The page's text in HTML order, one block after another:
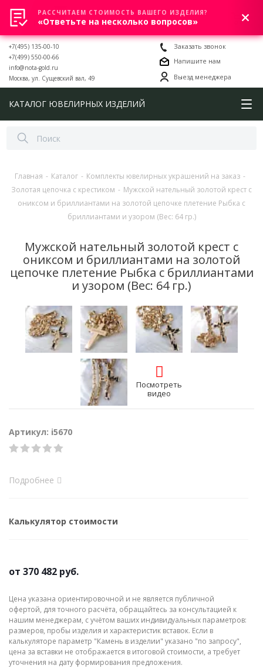
0
+7(495) 135-00-10
+7(499) 550-00-66
info@nota-gold.ru
Москва, ул. Сущевский вал, 49
Заказать звонок
Напишите нам
Выезд менеджера
КАТАЛОГ ЮВЕЛИРНЫХ ИЗДЕЛИЙ
Главная - Каталог - Комплекты ювелирных украшений на заказ -
Золотая цепочка с крестиком - Мужской нательный золотой крест с
ониксом и бриллиантами на золотой цепочке плетение Рыбка с
бриллиантами и узором (Вес: 64 гр.)
Мужской нательный золотой крест с
ониксом и бриллиантами на золотой
цепочке плетение Рыбка с бриллиантами
и узором (Вес: 64 гр.)
Посмотреть
видео
Артикул: i5670
Подробнее
Калькулятор стоимости
от 370 482 руб.
Цена указана ориентировочной и не является публичной
офертой, для точного расчёта, обращайтесь за консультацией к
нашим менеджерам, с учётом ваших индивидуальных параметров:
размеров, пробы изделия и характеристик вставок. Если в
калькуляторе параметр "Камень в изделии" указано "по запросу",
цена за вставки не отображается в итоговой стоимости, а требует
уточнения на дату формирования предложения.
РАССЧИТАЕМ СТОИМОСТЬ ВАШЕГО ИЗДЕЛИЯ?
«Ответьте на несколько вопросов»